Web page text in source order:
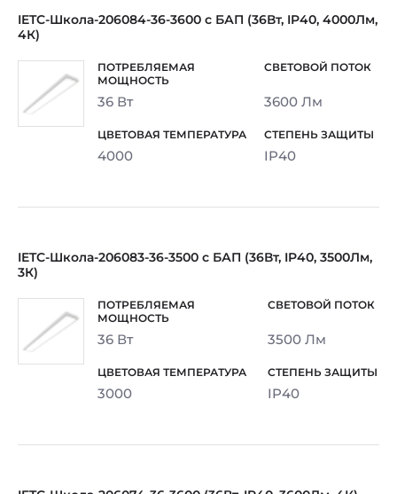
IETC-Школа-206084-36-3600 с БАП (36Вт, IP40, 4000Лм,
4К)
36 Вт 3600 Лм
4000 IP40
IETC-Школа-206083-36-3500 с БАП (36Вт, IP40, 3500Лм,
3К)
36 Вт 3500 Лм
3000 IP40